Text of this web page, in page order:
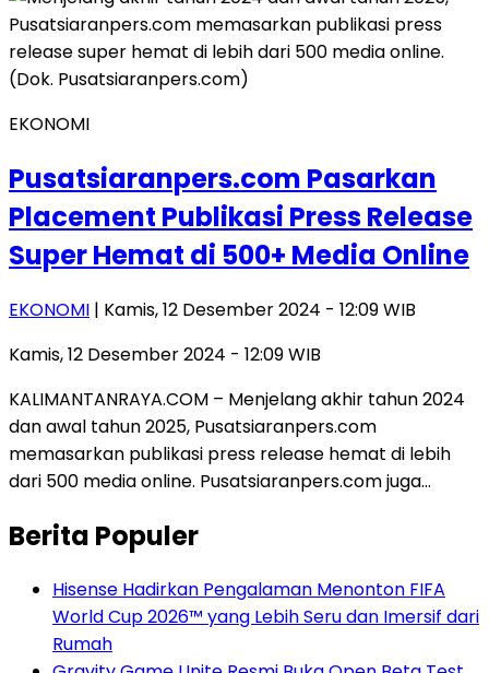
EKONOMI
Pusatsiaranpers.com Pasarkan
Placement Publikasi Press Release
Super Hemat di 500+ Media Online
EKONOMI | Kamis, 12 Desember 2024 - 12:09 WIB
Kamis, 12 Desember 2024 - 12:09 WIB
KALIMANTANRAYA.COM – Menjelang akhir tahun 2024
dan awal tahun 2025, Pusatsiaranpers.com
memasarkan publikasi press release hemat di lebih
dari 500 media online. Pusatsiaranpers.com juga…
Berita Populer
Hisense Hadirkan Pengalaman Menonton FIFA
World Cup 2026™ yang Lebih Seru dan Imersif dari
Rumah